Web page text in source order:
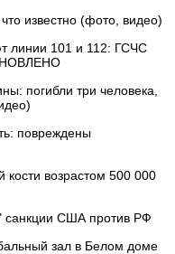
известно (фото, видео)
линии 101 и 112: ГСЧС
погибли три человека,
повреждены
возрастом 500 000
санкции США против РФ
зал в Белом доме